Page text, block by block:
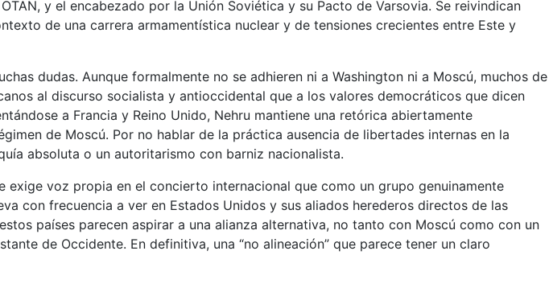
y el encabezado por la Unión Soviética y su Pacto de Varsovia. Se reivindican
de una carrera armamentística nuclear y de tensiones crecientes entre Este y
dudas. Aunque formalmente no se adhieren ni a Washington ni a Moscú, muchos de
al discurso socialista y antioccidental que a los valores democráticos que dicen
a Francia y Reino Unido, Nehru mantiene una retórica abiertamente
de Moscú. Por no hablar de la práctica ausencia de libertades internas en la
absoluta o un autoritarismo con barniz nacionalista.
voz propia en el concierto internacional que como un grupo genuinamente
con frecuencia a ver en Estados Unidos y sus aliados herederos directos de las
países parecen aspirar a una alianza alternativa, no tanto con Moscú como con un
de Occidente. En definitiva, una “no alineación” que parece tener un claro